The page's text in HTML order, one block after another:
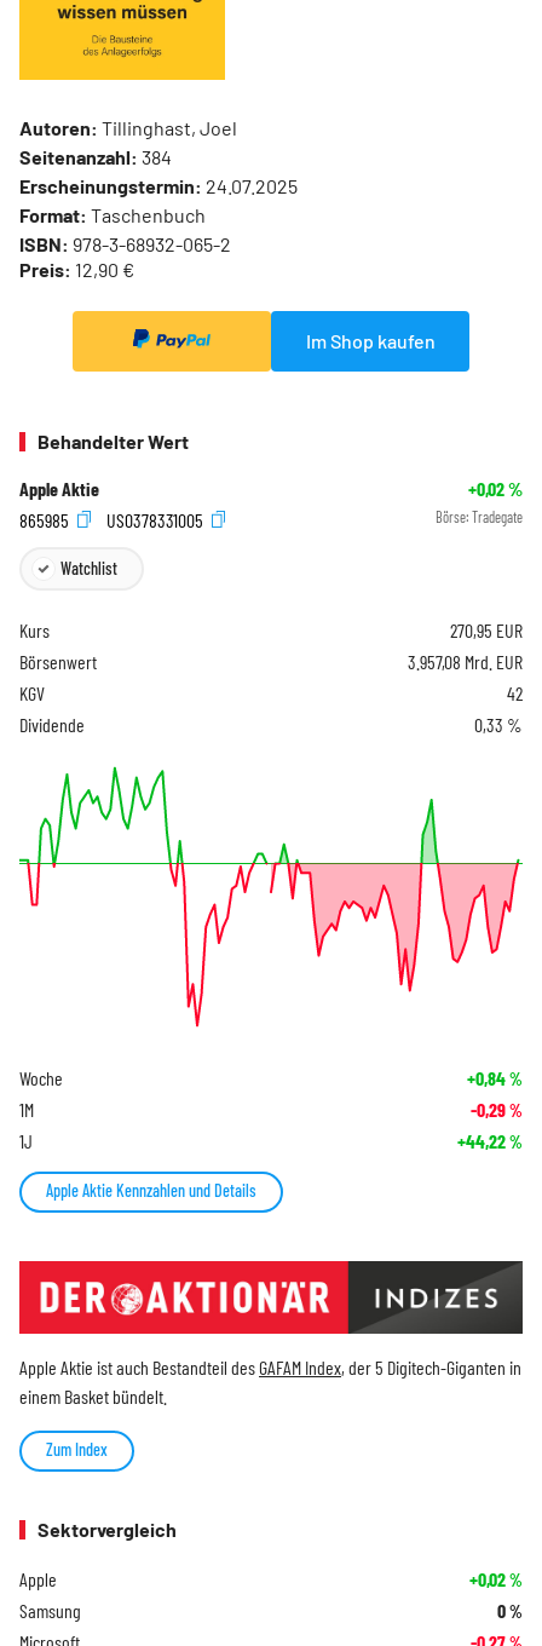
Autoren: Tillinghast, Joel
Seitenanzahl: 384
Erscheinungstermin: 24.07.2025
Format: Taschenbuch
ISBN: 978-3-68932-065-2
Preis: 12,90 €
Im Shop kaufen
Behandelter Wert
Apple Aktie +0,02%
865985
US0378331005 Börse: Tradegate
Watchlist
Kurs 270,95 EUR
Börsenwert
3.957,08 Mrd. EUR
KGV
42
Dividende
0,33 %
Woche +0,84%
1M -0,29%
1J +44,22%
Apple Aktie Kennzahlen und Details
Apple Aktie ist auch Bestandteil desGAFAM Index, der 5 Digitech-Giganten in
einem Basket bündelt.
Zum Index
Sektorvergleich
Apple +0,02%
Samsung 0%